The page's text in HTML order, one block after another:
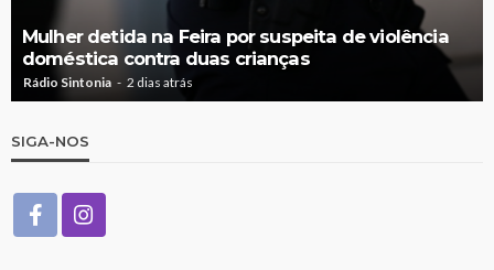
Mulher detida na Feira por suspeita de violência
doméstica contra duas crianças
Rádio Sintonia 2 dias atrás
SIGA-NOS